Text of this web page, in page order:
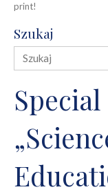
print!
Szukaj